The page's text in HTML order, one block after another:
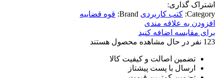
اشتراک گذاری:
Category: کتب کاربردی Brand: قوه قضاییه
افزودن به علاقه مندی
برای مقایسه اضافه کنید
123 نفر در حال مشاهده محصول هستند
تضمین اصالت و کیفیت کالا
ارسال با پست پیشتاز